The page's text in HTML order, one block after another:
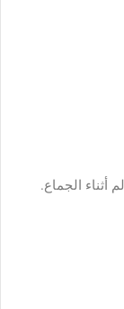
أثناء الجماع.